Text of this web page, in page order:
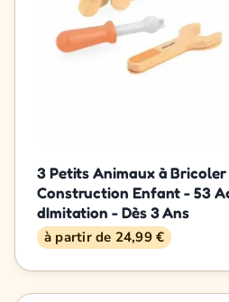
3 Petits Animaux à
Construction Enfant - 53
dImitation - Dès 3 Ans
à partir de 24,99 €